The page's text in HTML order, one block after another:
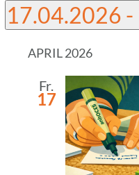
17.04.2026 -
Datum
wählen.
APRIL 2026
Fr.
17